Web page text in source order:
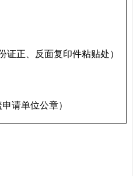
证正、反面复印件粘贴处）
请单位公章）